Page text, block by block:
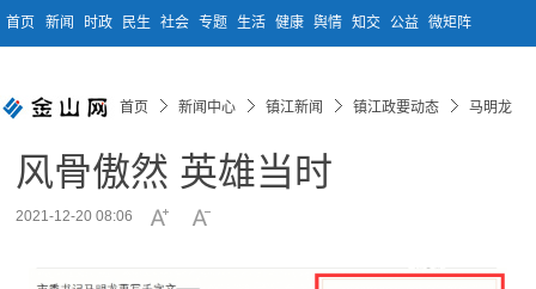
首页 新闻 时政 民生 社会 专题 生活 健康 舆情 知交 公益 微矩阵
首页 新闻中心 镇江新闻 镇江政要动态 马明龙
风骨傲然 英雄当时
2021-12-20 08:06